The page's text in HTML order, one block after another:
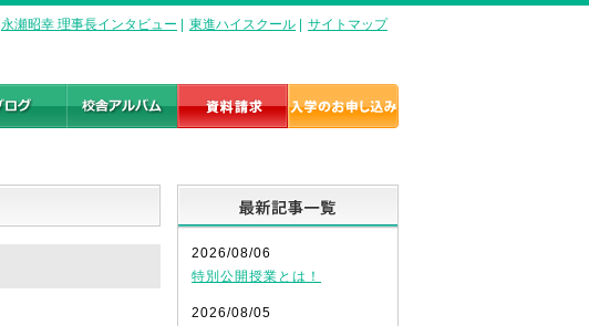
永瀬昭幸 理事長インタビュー 東進ハイスクール サイトマップ
2026/08/06
特別公開授業とは！
2026/08/05